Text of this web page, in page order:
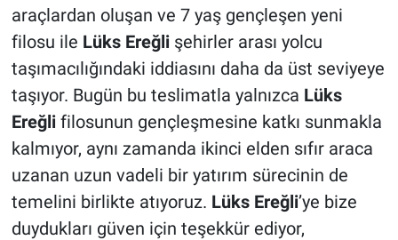
araçlardan oluşan ve 7 yaş gençleşen yeni
filosu ile Lüks Ereğlişehirler arası yolcu
taşımacılığındaki iddiasını daha da üst seviyeye
taşıyor. Bugün bu teslimatla yalnızca Lüks
Ereğlifilosunun gençleşmesine katkı sunmakla
kalmıyor, aynı zamanda ikinci elden sıfır araca
uzanan uzun vadeli bir yatırım sürecinin de
temelini birlikte atıyoruz. Lüks Ereğli’ye bize
duydukları güven için teşekkür ediyor,